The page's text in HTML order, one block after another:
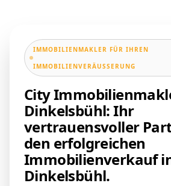
IMMOBILIENMAKLER FÜR IHREN
IMMOBILIENVERÄUSSERUNG
City
Dinkelsbühl: Ihr
vertrauensvoller
den erfolgreichen
Immobilienverkauf
Dinkelsbühl.